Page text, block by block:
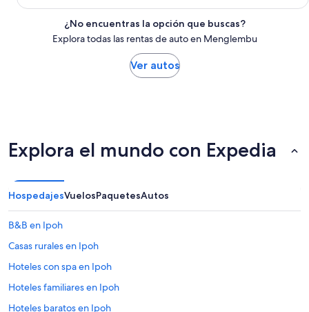
¿No encuentras la opción que buscas?
Explora todas las rentas de auto en Menglembu
Ver autos
Explora el mundo con Expedia
HospedajesVuelosPaquetesAutos
B&B en Ipoh
Casas rurales en Ipoh
Hoteles con spa en Ipoh
Hoteles familiares en Ipoh
Hoteles baratos en Ipoh